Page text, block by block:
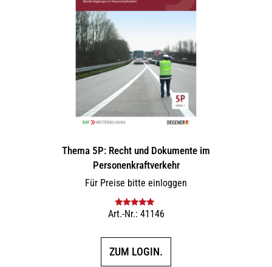
Thema 5P: Recht und Dokumente im
Personenkraftverkehr
Für Preise bitte einloggen
Bewertet mit
Art.-Nr.: 41146
ZUM LOGIN.